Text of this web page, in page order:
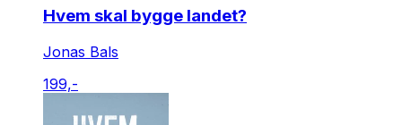
Hvem skal bygge landet?
Jonas Bals
199,-